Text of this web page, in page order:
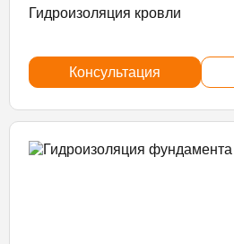
Гидроизоляция кровли
Консультация